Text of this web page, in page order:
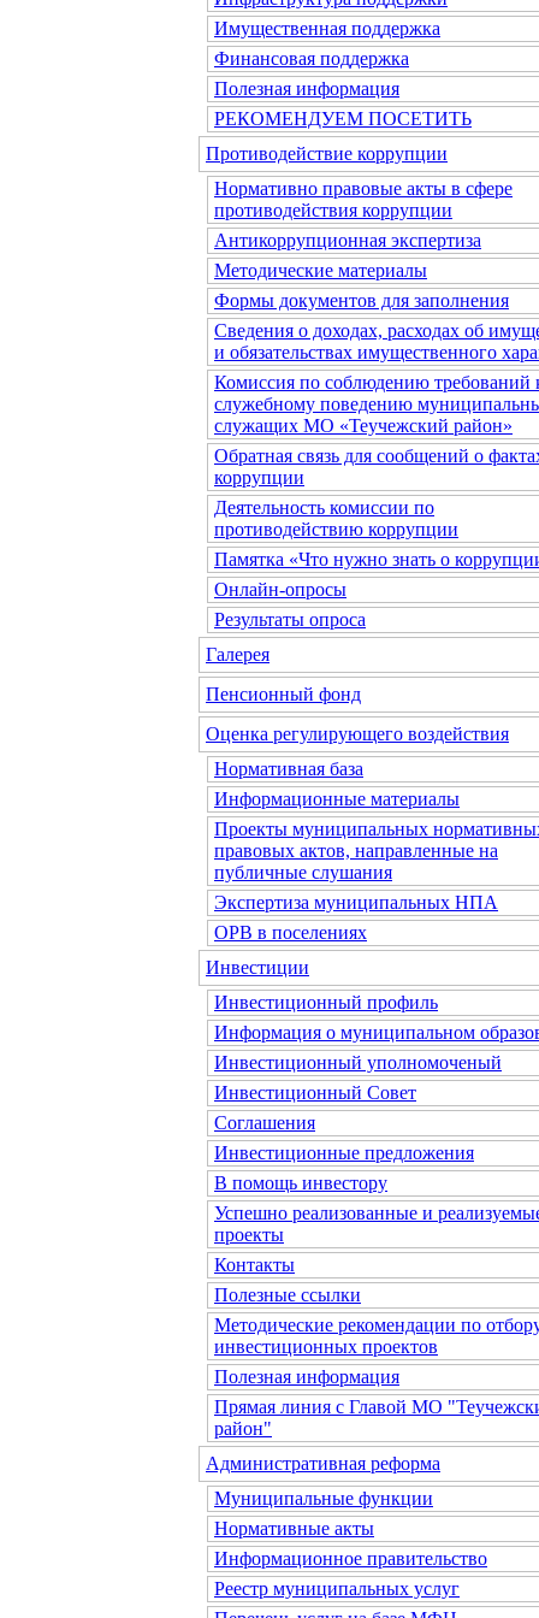
Имущественная поддержка
Финансовая поддержка
Полезная информация
РЕКОМЕНДУЕМ ПОСЕТИТЬ
Противодействие коррупции
Нормативно правовые акты в сфере
противодействия коррупции
Антикоррупционная экспертиза
Методические материалы
Формы документов для заполнения
Сведения о доходах, расходах об
и обязательствах имущественного
Комиссия по соблюдению требований
служебному поведению
служащих МО «Теучежский район»
Обратная связь для сообщений о
коррупции
Деятельность комиссии по
противодействию коррупции
Памятка «Что нужно знать о
Онлайн-опросы
Результаты опроса
Галерея
Пенсионный фонд
Оценка регулирующего воздействия
Нормативная база
Информационные материалы
Проекты муниципальных
правовых актов, направленные на
публичные слушания
Экспертиза муниципальных НПА
ОРВ в поселениях
Инвестиции
Инвестиционный профиль
Информация о муниципальном
Инвестиционный уполномоченый
Инвестиционный Совет
Соглашения
Инвестиционные предложения
В помощь инвестору
Успешно реализованные и
проекты
Контакты
Полезные ссылки
Методические рекомендации по
инвестиционных проектов
Полезная информация
Прямая линия с Главой МО
район"
Административная реформа
Муниципальные функции
Нормативные акты
Информационное правительство
Реестр муниципальных услуг